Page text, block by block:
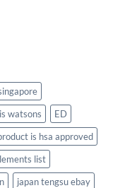
watsons
ED
is hsa approved
list
japan tengsu ebay